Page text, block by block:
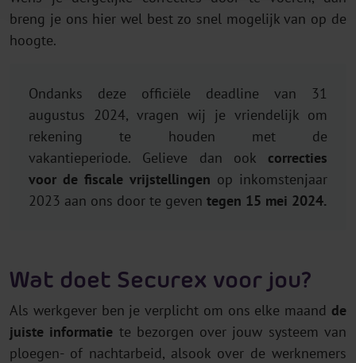
breng je ons hier wel best zo snel mogelijk van op de
hoogte.
Ondanks deze officiële deadline van 31
augustus 2024, vragen wij je vriendelijk om
rekening te houden met de
vakantieperiode. Gelieve dan ook correcties
voor de fiscale vrijstellingen op inkomstenjaar
2023 aan ons door te geven tegen 15 mei 2024.
Wat doet Securex voor jou?
Als werkgever ben je verplicht om ons elke maand de
juiste informatie te bezorgen over jouw systeem van
ploegen- of nachtarbeid, alsook over de werknemers